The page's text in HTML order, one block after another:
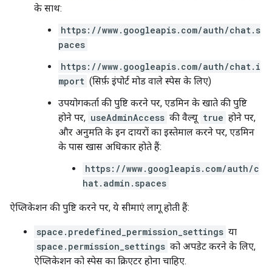
के साथ:
https://www.googleapis.com/auth/chat.s
paces
https://www.googleapis.com/auth/chat.i
mport (सिर्फ़ इंपोर्ट मोड वाले स्पेस के लिए)
उपयोगकर्ता की पुष्टि करने पर, एडमिन के खाते की पुष्टि
होने पर, useAdminAccess की वैल्यू true होने पर,
और अनुमति के इन दायरों का इस्तेमाल करने पर, एडमिन
के पास खास अधिकार होते हैं:
https://www.googleapis.com/auth/c
hat.admin.spaces
ऐप्लिकेशन की पुष्टि करने पर, ये सीमाएं लागू होती हैं:
space.predefined_permission_settings या
space.permission_settings को अपडेट करने के लिए,
ऐप्लिकेशन को स्पेस का क्रिएटर होना चाहिए.